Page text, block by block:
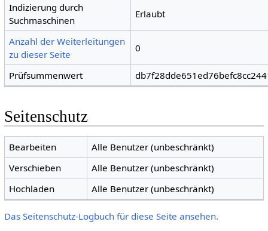
Indizierung durch
Suchmaschinen
Erlaubt
Anzahl der Weiterleitungen
zu dieser Seite
0
Prüfsummenwert
Seitenschutz
Bearbeiten
Alle Benutzer (unbeschränkt)
Verschieben
Alle Benutzer (unbeschränkt)
Hochladen
Alle Benutzer (unbeschränkt)
Das Seitenschutz-Logbuch für diese Seite ansehen.